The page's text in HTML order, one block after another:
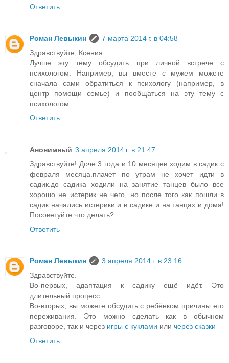
Ответить
Роман Левыкин
7 марта 2014 г. в 04:58
Здравствуйте, Ксения.
Лучше эту тему обсудить при личной встрече с
психологом. Например, вы вместе с мужем можете
сначала сами обратиться к психологу (например, в
центр помощи семье) и пообщаться на эту тему с
психологом.
Ответить
Анонимный 3 апреля 2014 г. в 21:47
Здравствуйте! Доче 3 года и 10 месяцев ходим в садик с
февраля месяца.плачет по утрам не хочет идти в
садик.до садика ходили на занятие танцев было все
хорошо не истерик не чего, но после того как пошли в
садик начались истерики и в садике и на танцах и дома!
Посоветуйте что делать?
Ответить
Роман Левыкин
3 апреля 2014 г. в 23:16
Здравствуйте.
Во-первых, адаптация к садику ещё идёт. Это
длительный процесс.
Во-вторых, вы можете обсудить с ребёнком причины его
переживания. Это можно сделать как в обычном
разговоре, так и через игры с куклами или через сказки
Ответить